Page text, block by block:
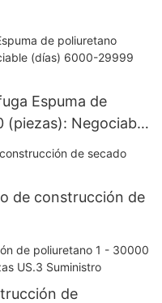
Espuma de
(piezas): Negociable
Suministro
de construcción de
de